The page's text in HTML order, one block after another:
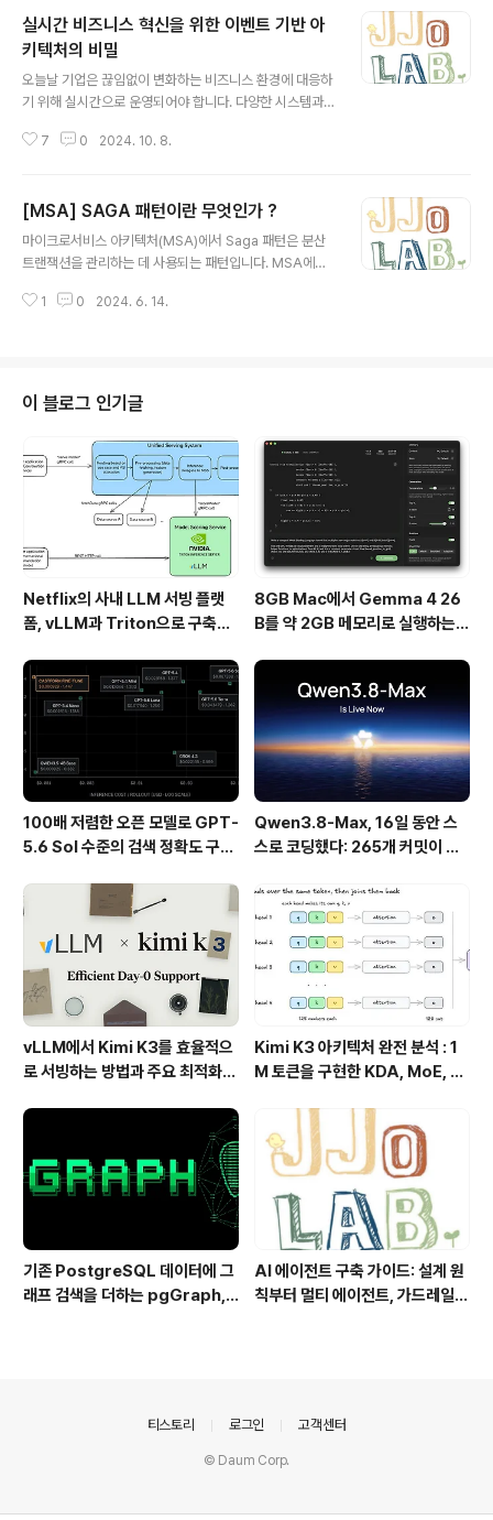
이러한 서비스들이 빈번하게 스케일링(증가/감소), 이동,
또는 재시작되기 때문에 각 서비스의 위치가 동적으로 변
할 수 있다는 점입니다.초기의 모놀리식 아키텍처에서는
모든 서비스가 하나의 코드베이스에 통합되어 있어 통신이
비교적 단순했습니다. 그러나 마이크로서비스로 전환하면
서 서비스들이 서로 독립적으로 배포되기 때문에 서비스
실시간 비즈니스 혁신을 위한 이벤트 기반 아
키텍처의 비밀
오늘날 기업은 끊임없이 변화하는 비즈니스 환경에 대응하
기 위해 실시간으로 운영되어야 합니다. 다양한 시스템과
환경에서 실행되며, 이를 효과적으로 연결하기 위해서는
이를 구현하기 위한 구체적인 단계에 대해 알아보겠습니
다.이벤트 기반 아키텍처란 무엇인가?이벤트 기반 아키텍
처는 애플리케이션과 마이크로서비스가 '이벤트'를 중심으
의 한 형태입니다. 여기서 '이벤트'란 시스템 내에서 발생하
7 0 2024. 10. 8.
[MSA] SAGA 패턴이란 무엇인가 ?
마이크로서비스 아키텍처(MSA)에서 Saga 패턴은 분산
트랜잭션을 관리하는 데 사용되는 패턴입니다. MSA에서
때문에 전통적인 데이터베이스 트랜잭션 관리 기법을 적용
산 트랜잭션을 의미합니다. 각 로컬 트랜잭션은 하나의 마
이크로서비스에 의해 수행되며, 모든 로컬 트랜잭션이 성
공적으로 완료되면 전체 트랜잭션이 성공한 것으로 간주됩
니다. 만약 어떤 로컬 트랜잭션이 실패하면, 이전에 완료된
모든 트랜잭션을 취소하기 위해 보상 작업(compensatin
g transaction)이 실행됩니다...
1 0 2024. 6. 14.
이 블로그 인기글
Netflix의 사내 LLM 서빙 플랫
폼, vLLM과 Triton으로 구축한
8GB Mac에서 Gemma 4 26
B를 약 2GB 메모리로 실행하는 T
100배 저렴한 오픈 모델로 GPT-
5.6 Sol 수준의 검색 정확도 구현
Qwen3.8-Max, 16일 동안 스
스로 코딩했다: 265개 커밋이 보
vLLM에서 Kimi K3를 효율적으
로 서빙하는 방법과 주요 최적화
Kimi K3 아키텍처 완전 분석 : 1
M 토큰을 구현한 KDA, MoE, Fl
핵심 기술
기존 PostgreSQL 데이터에 그
래프 검색을 더하는 pgGraph,
AI 에이전트 구축 가이드: 설계 원
칙부터 멀티 에이전트, 가드레일까
티스토리 로그인 고객센터
© Daum Corp.